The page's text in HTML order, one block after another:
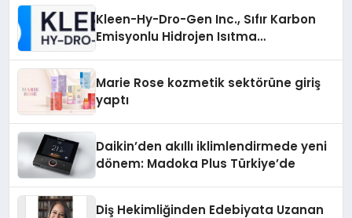
Kleen-Hy-Dro-Gen Inc., Sıfır Karbon
Emisyonlu Hidrojen Isıtma
Marie Rose kozmetik sektörüne giriş
yaptı
Daikin’den akıllı iklimlendirmede yeni
dönem: Madoka Plus Türkiye’de
Diş Hekimliğinden Edebiyata Uzanan